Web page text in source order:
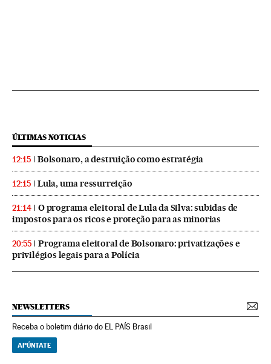
ÚLTIMAS NOTICIAS
12:15 Bolsonaro, a destruição como estratégia
12:15 Lula, uma ressurreição
21:14
O programa eleitoral de Lula da Silva: subidas de
impostos para os ricos e proteção para as minorias
20:55
Programa eleitoral de Bolsonaro: privatizações e
privilégios legais para a Polícia
NEWSLETTERS
Receba o boletim diário do EL PAÍS Brasil
APÚNTATE